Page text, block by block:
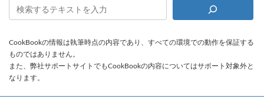
CookBookの情報は執筆時点の内容であり、すべての環境での動作を保証する
ものではありません。
また、弊社サポートサイトでもCookBookの内容についてはサポート対象外と
なります。